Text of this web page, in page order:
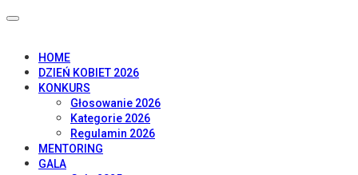
HOME
DZIEŃ KOBIET 2026
KONKURS
Głosowanie 2026
Kategorie 2026
Regulamin 2026
MENTORING
GALA